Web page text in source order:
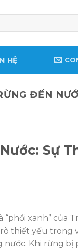
HỆ
ĐẾN
Sự
xanh” của
thiết yếu trong
Khi rừng bị